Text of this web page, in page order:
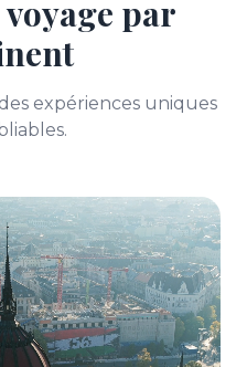
par
expériences uniques